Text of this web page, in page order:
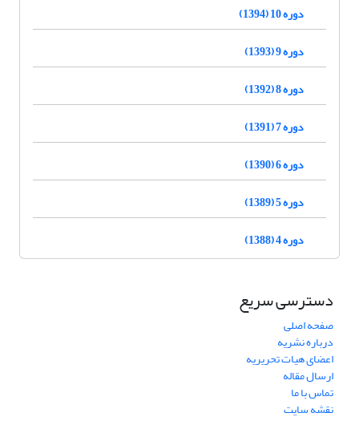
دوره 10 (1394)
دوره 9 (1393)
دوره 8 (1392)
دوره 7 (1391)
دوره 6 (1390)
دوره 5 (1389)
دوره 4 (1388)
دسترسی سریع
صفحه اصلی
درباره نشریه
اعضای هیات تحریریه
ارسال مقاله
تماس با ما
نقشه سایت